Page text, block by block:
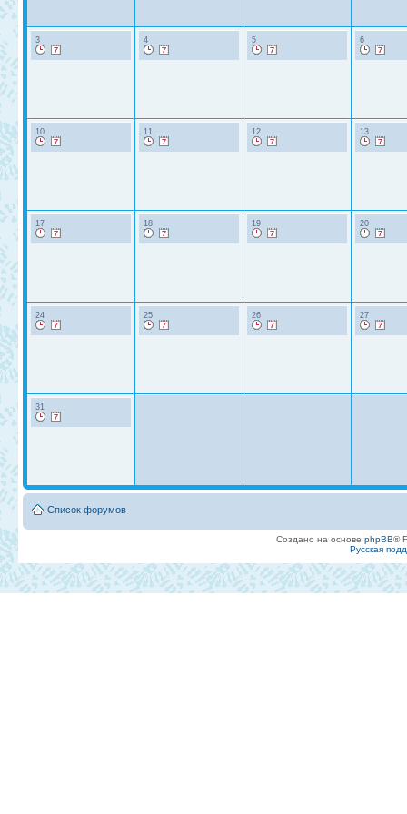
3 4 5 6
10 11 12 13
17 18 19 20
24 25 26 27
31
Список форумов
Создано на основе phpBB®
Русская